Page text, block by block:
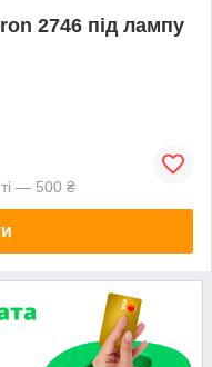
2746 під лампу
— 500 ₴